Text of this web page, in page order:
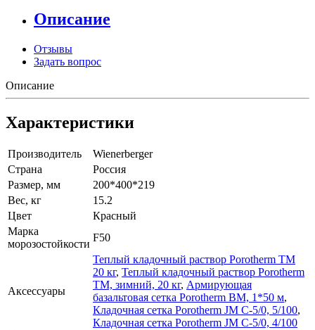
Описание
Отзывы
Задать вопрос
Описание
Характеристики
Производитель
Wienerberger
Страна
Россия
Размер, мм
200*400*219
Вес, кг
15.2
Цвет
Красный
Марка
морозостойкости
F50
Аксессуары
Теплый кладочный раствор Porotherm TM
20 кг, Теплый кладочный раствор Porotherm
TM, зимний, 20 кг, Армирующая
базальтовая сетка Porotherm BM, 1*50 м,
Кладочная сетка Porotherm JM C-5/0, 5/100,
Кладочная сетка Porotherm JM C-5/0, 4/100